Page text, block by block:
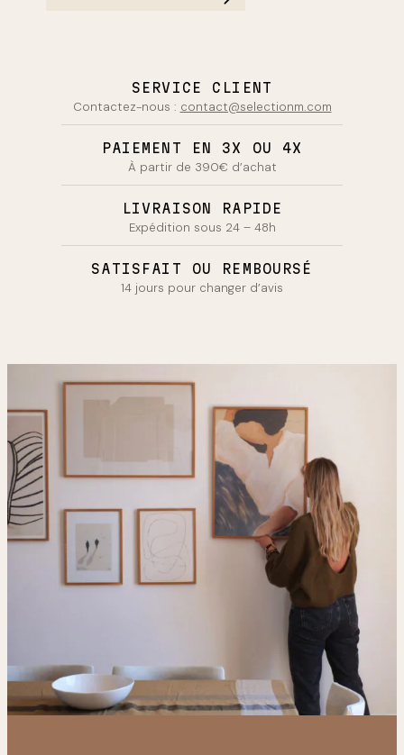
SERVICE CLIENT
Contactez-nous : contact@selectionm.com
PAIEMENT EN 3X OU 4X
À partir de 390€ d’achat
LIVRAISON RAPIDE
Expédition sous 24 – 48h
SATISFAIT OU REMBOURSÉ
14 jours pour changer d’avis